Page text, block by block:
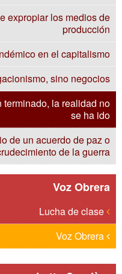
expropiar los medios de
producción
en el capitalismo
sino negocios
la realidad no
se ha ido
de un acuerdo de paz o
de la guerra?
Voz Obrera